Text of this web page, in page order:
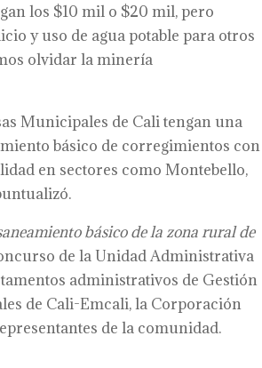
los $10 mil o $20 mil, pero
y uso de agua potable para otros
olvidar la minería
Municipales de Cali tengan una
básico de corregimientos con
en sectores como Montebello,
aneamiento básico de la zona rural de
de la Unidad Administrativa
administrativos de Gestión
de Cali-Emcali, la Corporación
de la comunidad.